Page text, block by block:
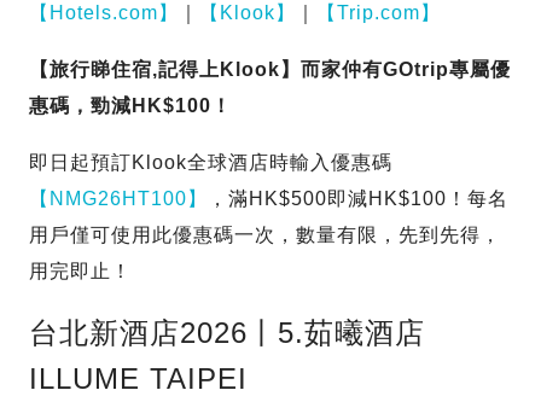
【Hotels.com】
【Klook】 【Trip.com】
【旅行睇住宿,記得上Klook】而家仲有GOtrip專屬優
惠碼，勁減HK$100！
即日起預訂Klook全球酒店時輸入優惠碼
【NMG26HT100】
，滿HK$500即減HK$100！每名
用戶僅可使用此優惠碼一次，數量有限，先到先得，
用完即止！
台北新酒店2026丨5.茹曦酒店
ILLUME TAIPEI